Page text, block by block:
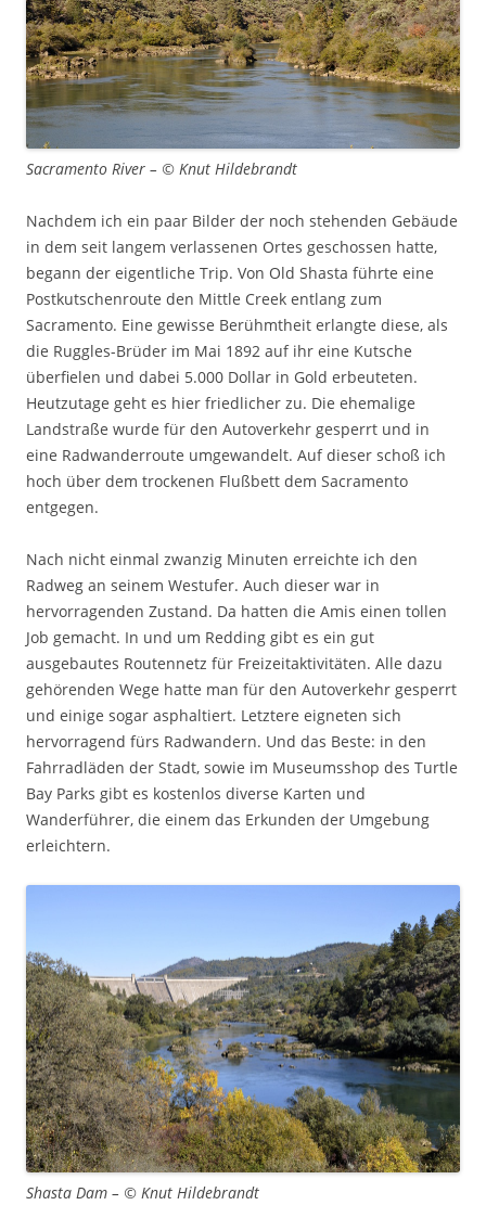
Sacramento River – © Knut Hildebrandt
Nachdem ich ein paar Bilder der noch stehenden Gebäude
in dem seit langem verlassenen Ortes geschossen hatte,
begann der eigentliche Trip. Von Old Shasta führte eine
Postkutschenroute den Mittle Creek entlang zum
Sacramento. Eine gewisse Berühmtheit erlangte diese, als
die Ruggles-Brüder im Mai 1892 auf ihr eine Kutsche
überfielen und dabei 5.000 Dollar in Gold erbeuteten.
Heutzutage geht es hier friedlicher zu. Die ehemalige
Landstraße wurde für den Autoverkehr gesperrt und in
eine Radwanderroute umgewandelt. Auf dieser schoß ich
hoch über dem trockenen Flußbett dem Sacramento
entgegen.
Nach nicht einmal zwanzig Minuten erreichte ich den
Radweg an seinem Westufer. Auch dieser war in
hervorragenden Zustand. Da hatten die Amis einen tollen
Job gemacht. In und um Redding gibt es ein gut
ausgebautes Routennetz für Freizeitaktivitäten. Alle dazu
gehörenden Wege hatte man für den Autoverkehr gesperrt
und einige sogar asphaltiert. Letztere eigneten sich
hervorragend fürs Radwandern. Und das Beste: in den
Fahrradläden der Stadt, sowie im Museumsshop des Turtle
Bay Parks gibt es kostenlos diverse Karten und
Wanderführer, die einem das Erkunden der Umgebung
erleichtern.
Shasta Dam – © Knut Hildebrandt